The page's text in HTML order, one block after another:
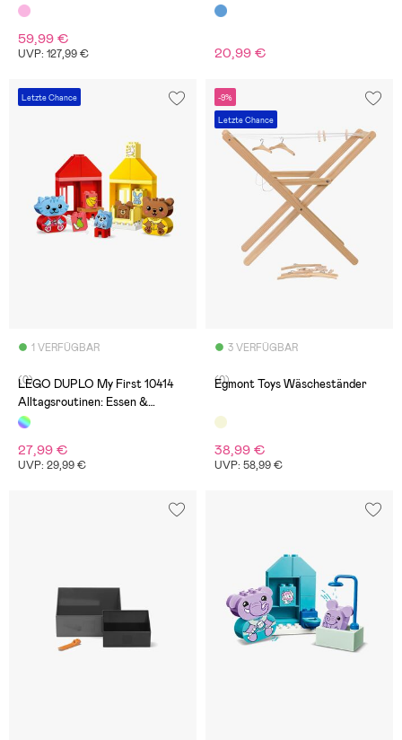
59,99 €
UVP: 127,99 €
Starter Pack
20,99 €
Letzte Chance
1 VERFÜGBAR
(0)
LEGO DUPLO My First 10414
Alltagsroutinen: Essen &
Schlafenszeit
27,99 €
UVP: 29,99 €
-9%
Letzte Chance
3 VERFÜGBAR
(0)
Egmont Toys Wäscheständer
38,99 €
UVP: 58,99 €